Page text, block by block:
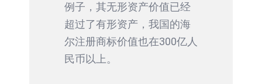
例子，其无形资产价值已经
超过了有形资产，我国的海
尔注册商标价值也在300亿人
民币以上。